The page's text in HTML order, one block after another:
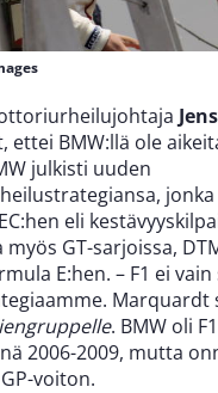
ettei BMW:llä ole
julkisti uuden
jonka
eli
myös GT-sarjoissa,
E:hen. – F1 ei
Marquardt
. BMW oli
2006-2009, mutta
voiton.